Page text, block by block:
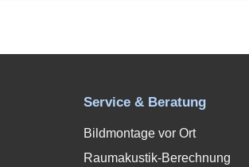
Service & Beratung
Bildmontage vor Ort
Raumakustik-Berechnung